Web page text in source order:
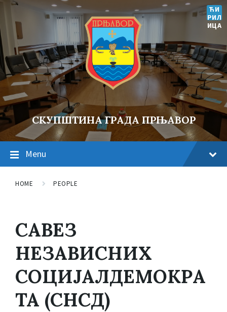
ЋИ
РИЛ
ИЦА
СКУПШТИНА ГРАДА ПРЊАВОР
Menu
HOME PEOPLE
САВЕЗ
НЕЗАВИСНИХ
СОЦИЈАЛДЕМОКРА
ТА (СНСД)